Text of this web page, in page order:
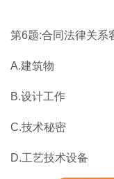
第6题:合同法律关系
A.建筑物
B.设计工作
C.技术秘密
D.工艺技术设备